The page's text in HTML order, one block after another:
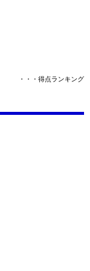
・・・得点ランキング